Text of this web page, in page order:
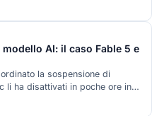
e una rete di 'spa' per
saranno sempre più frequenti.
AI: il caso Fable 5 e
la sospensione di
li ha disattivati in poche ore in
europee su dipendenza,